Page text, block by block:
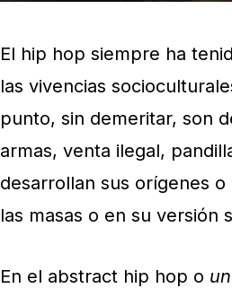
El hip hop siempre ha
las vivencias
punto, sin demeritar, son
armas, venta ilegal,
desarrollan sus orígenes
las masas o en su versión
En el abstract hip hop o